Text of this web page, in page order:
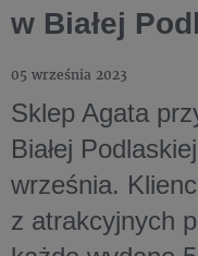
w Białej
05 września 2023
Sklep Agata
Białej
września.
z atrakcyjnych